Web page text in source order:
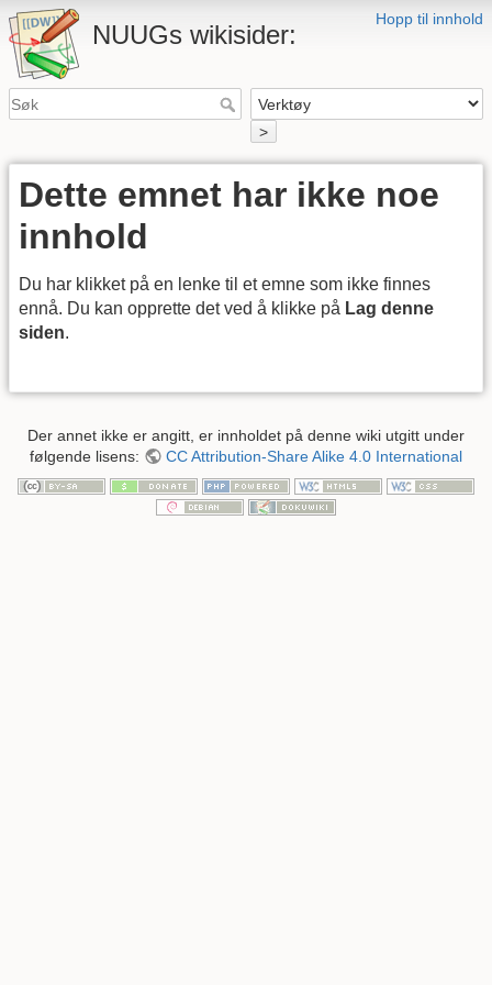
Hopp til innhold
NUUGs wikisider:
>
Dette emnet har ikke noe
innhold
Du har klikket på en lenke til et emne som ikke finnes
ennå. Du kan opprette det ved å klikke på Lag denne
siden.
Der annet ikke er angitt, er innholdet på denne wiki utgitt under
følgende lisens:
CC Attribution-Share Alike 4.0 International